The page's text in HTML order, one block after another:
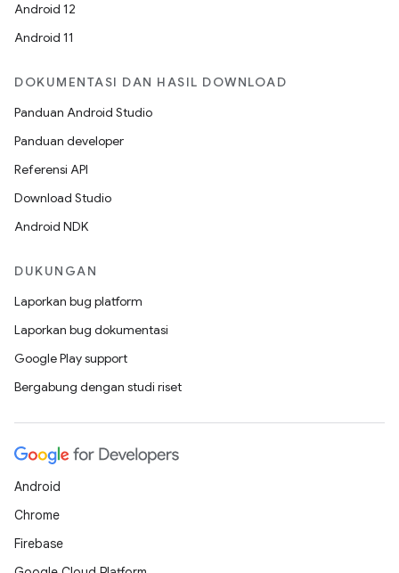
Android 12
Android 11
DOKUMENTASI DAN HASIL DOWNLOAD
Panduan Android Studio
Panduan developer
Referensi API
Download Studio
Android NDK
DUKUNGAN
Laporkan bug platform
Laporkan bug dokumentasi
Google Play support
Bergabung dengan studi riset
Android
Chrome
Firebase